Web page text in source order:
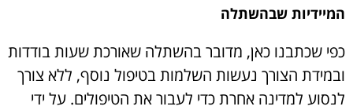
המיידיות שבהשתלה
כפי שכתבנו כאן, מדובר בהשתלה שאורכת שעות בודדות
ובמידת הצורך נעשות השלמות בטיפול נוסף, ללא צורך
לנסוע למדינה אחרת כדי לעבור את הטיפולים. על ידי